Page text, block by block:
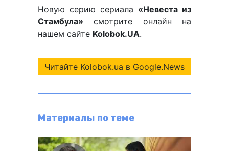
Новую серию сериала «Невеста из
Стамбула» смотрите онлайн на
нашем сайте Kolobok.UA.
Читайте Kolobok.ua в Google.News
Материалы по теме